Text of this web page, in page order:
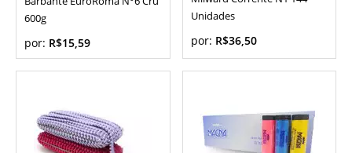
600g
por: R$15,59
Unidades
por: R$36,50